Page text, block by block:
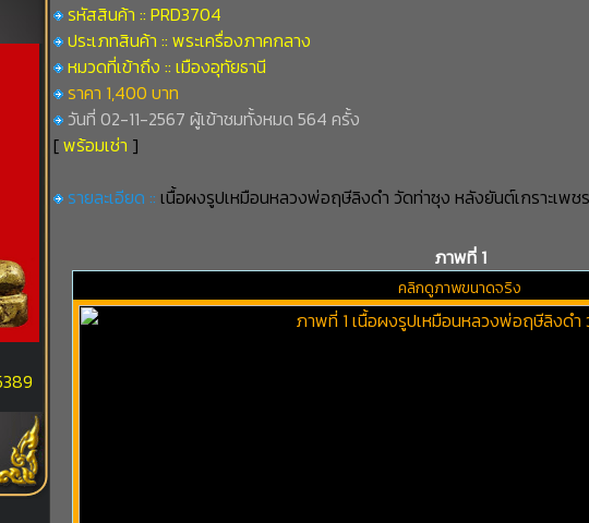
รหัสสินค้า :: PRD3704
ประเภทสินค้า :: พระเครื่องภาคกลาง
หมวดที่เข้าถึง :: เมืองอุทัยธานี
ราคา 1,400 บาท
วันที่ 02-11-2567 ผู้เข้าชมทั้งหมด 564 ครั้ง
[พร้อมเช่า ]
รายละเอียด :: เนื้อผงรูปเหมือนหลวงพ่อฤษีลิงดำ วัดท่าซุง หลังยันต์เกราะเพชร
ภาพที่ 1
คลิกดูภาพขนาดจริง